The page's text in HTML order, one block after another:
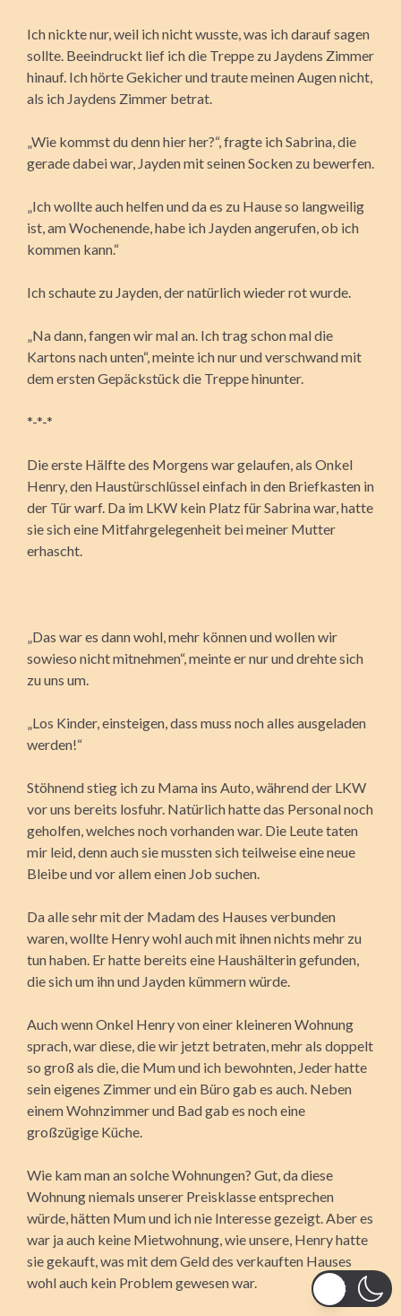
Ich nickte nur, weil ich nicht wusste, was ich darauf sagen
sollte. Beeindruckt lief ich die Treppe zu Jaydens Zimmer
hinauf. Ich hörte Gekicher und traute meinen Augen nicht,
als ich Jaydens Zimmer betrat.
„Wie kommst du denn hier her?“, fragte ich Sabrina, die
gerade dabei war, Jayden mit seinen Socken zu bewerfen.
„Ich wollte auch helfen und da es zu Hause so langweilig
ist, am Wochenende, habe ich Jayden angerufen, ob ich
kommen kann.“
Ich schaute zu Jayden, der natürlich wieder rot wurde.
„Na dann, fangen wir mal an. Ich trag schon mal die
Kartons nach unten“, meinte ich nur und verschwand mit
dem ersten Gepäckstück die Treppe hinunter.
*-*-*
Die erste Hälfte des Morgens war gelaufen, als Onkel
Henry, den Haustürschlüssel einfach in den Briefkasten in
der Tür warf. Da im LKW kein Platz für Sabrina war, hatte
sie sich eine Mitfahrgelegenheit bei meiner Mutter
erhascht.
„Das war es dann wohl, mehr können und wollen wir
sowieso nicht mitnehmen“, meinte er nur und drehte sich
zu uns um.
„Los Kinder, einsteigen, dass muss noch alles ausgeladen
werden!“
Stöhnend stieg ich zu Mama ins Auto, während der LKW
vor uns bereits losfuhr. Natürlich hatte das Personal noch
geholfen, welches noch vorhanden war. Die Leute taten
mir leid, denn auch sie mussten sich teilweise eine neue
Bleibe und vor allem einen Job suchen.
Da alle sehr mit der Madam des Hauses verbunden
waren, wollte Henry wohl auch mit ihnen nichts mehr zu
tun haben. Er hatte bereits eine Haushälterin gefunden,
die sich um ihn und Jayden kümmern würde.
Auch wenn Onkel Henry von einer kleineren Wohnung
sprach, war diese, die wir jetzt betraten, mehr als doppelt
so groß als die, die Mum und ich bewohnten, Jeder hatte
sein eigenes Zimmer und ein Büro gab es auch. Neben
einem Wohnzimmer und Bad gab es noch eine
großzügige Küche.
Wie kam man an solche Wohnungen? Gut, da diese
Wohnung niemals unserer Preisklasse entsprechen
würde, hätten Mum und ich nie Interesse gezeigt. Aber es
war ja auch keine Mietwohnung, wie unsere, Henry hatte
sie gekauft, was mit dem Geld des verkauften Hauses
wohl auch kein Problem gewesen war.